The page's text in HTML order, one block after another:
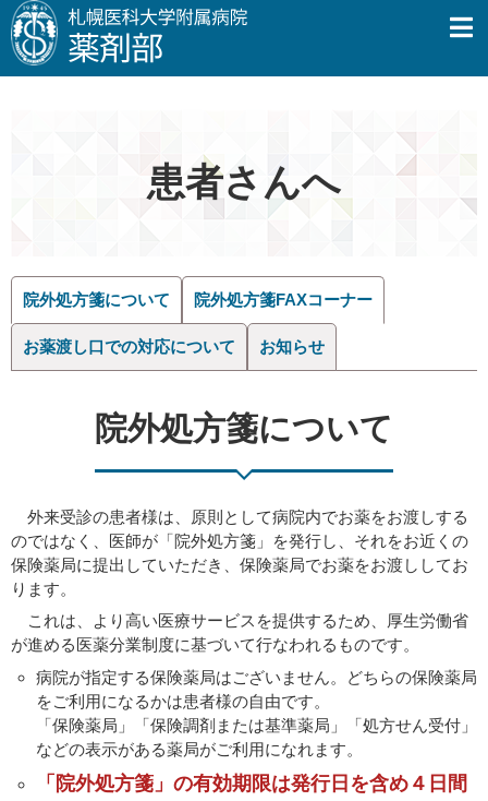
患者さんへ
院外処方箋について 院外処方箋FAXコーナー
お薬渡し口での対応について お知らせ
院外処方箋について
外来受診の患者様は、原則として病院内でお薬をお渡しする
のではなく、医師が「院外処方箋」を発行し、それをお近くの
保険薬局に提出していただき、保険薬局でお薬をお渡ししてお
ります。
これは、より高い医療サービスを提供するため、厚生労働省
が進める医薬分業制度に基づいて行なわれるものです。
病院が指定する保険薬局はございません。どちらの保険薬局
をご利用になるかは患者様の自由です。
「保険薬局」「保険調剤または基準薬局」「処方せん受付」
などの表示がある薬局がご利用になれます。
「院外処方箋」の有効期限は発行日を含め４日間